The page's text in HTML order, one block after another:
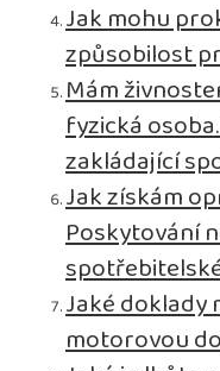
Jak mohu
způsobilost
Mám
fyzická
zakládající
Jak získám
Poskytování
Jaké doklady
motorovou